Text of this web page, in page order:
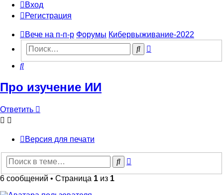
Вход
Регистрация
Вече на п-п-р Форумы Кибервыживание-2022
Поиск
Поиск
Про изучение ИИ
Ответить
Версия для печати
Поиск
6 сообщений • Страница 1 из 1